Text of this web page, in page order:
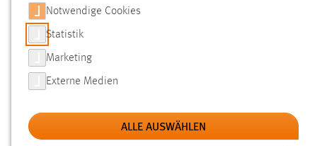
SUCHE
FILTER
Typ
Notwendige Cookies
Statistik
Marketing
Externe Medien
ALLE AUSWÄHLEN